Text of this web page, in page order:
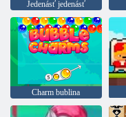
Jedenásť jedenásť
Charm bublina